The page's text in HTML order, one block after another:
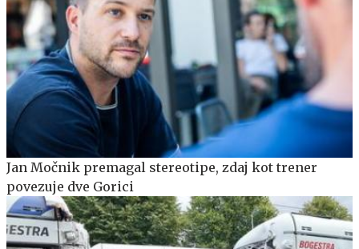
Jan Močnik premagal stereotipe, zdaj kot trener
povezuje dve Gorici